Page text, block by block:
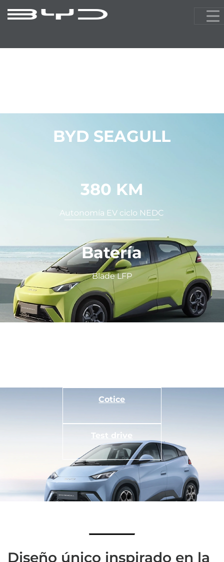
BYD SEAGULL
380 KM
Autonomía EV ciclo NEDC
Batería
Blade LFP
Cotice
Test drive
Diseño único inspirado en la